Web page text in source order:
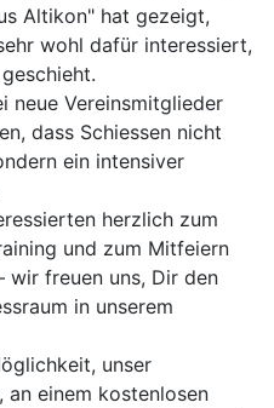
Altikon" hat gezeigt,
wohl dafür interessiert,
neue Vereinsmitglieder
dass Schiessen nicht
ein intensiver
herzlich zum
und zum Mitfeiern
wir freuen uns, Dir den
in unserem
unser
an einem kostenlosen